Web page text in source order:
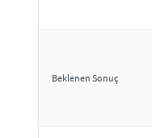
Beklenen Sonuç